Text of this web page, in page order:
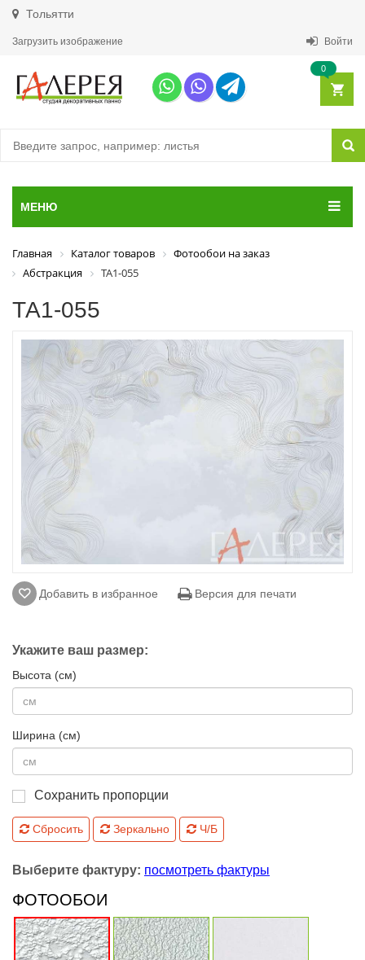
Тольятти
Загрузить изображение Войти
0
МЕНЮ
Главная Каталог товаров
Фотообои на заказ
Абстракция
ТА1-055
ТА1-055
Добавить в избранное Версия для печати
Укажите ваш размер:
Высота (см)
Ширина (см)
Сохранить пропорции
Сбросить Зеркально Ч/Б
Выберите фактуру: посмотреть фактуры
ФОТООБОИ